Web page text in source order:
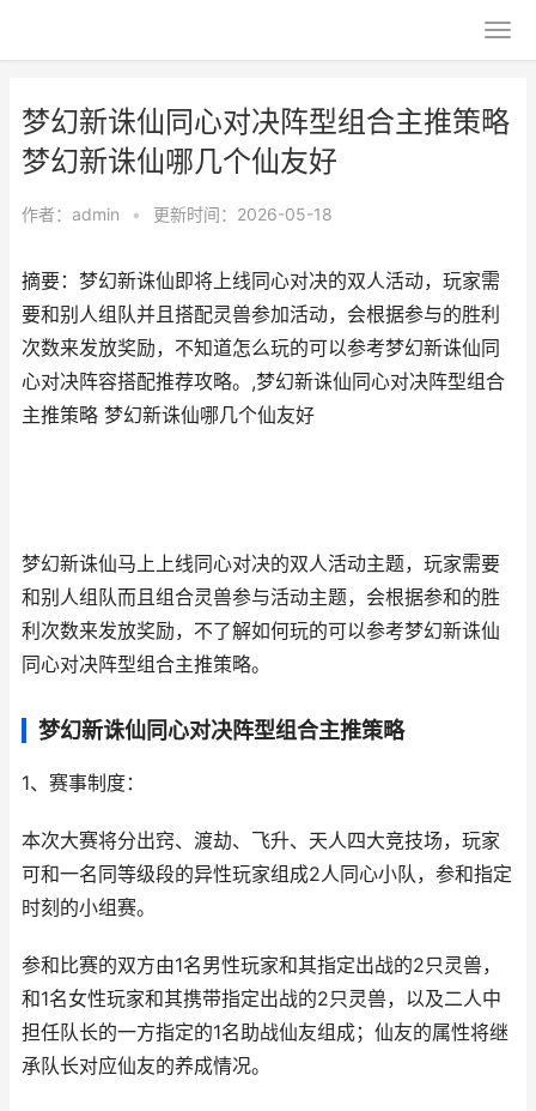
梦幻新诛仙同心对决阵型组合主推策略
梦幻新诛仙哪几个仙友好
作者： admin • 更新时间：2026-05-18
摘要：梦幻新诛仙即将上线同心对决的双人活动，玩家需
要和别人组队并且搭配灵兽参加活动，会根据参与的胜利
次数来发放奖励，不知道怎么玩的可以参考梦幻新诛仙同
心对决阵容搭配推荐攻略。,梦幻新诛仙同心对决阵型组合
主推策略 梦幻新诛仙哪几个仙友好
梦幻新诛仙马上上线同心对决的双人活动主题，玩家需要
和别人组队而且组合灵兽参与活动主题，会根据参和的胜
利次数来发放奖励，不了解如何玩的可以参考梦幻新诛仙
同心对决阵型组合主推策略。
梦幻新诛仙同心对决阵型组合主推策略
1、赛事制度：
本次大赛将分出窍、渡劫、飞升、天人四大竞技场，玩家
可和一名同等级段的异性玩家组成2人同心小队，参和指定
时刻的小组赛。
参和比赛的双方由1名男性玩家和其指定出战的2只灵兽，
和1名女性玩家和其携带指定出战的2只灵兽，以及二人中
担任队长的一方指定的1名助战仙友组成；仙友的属性将继
承队长对应仙友的养成情况。